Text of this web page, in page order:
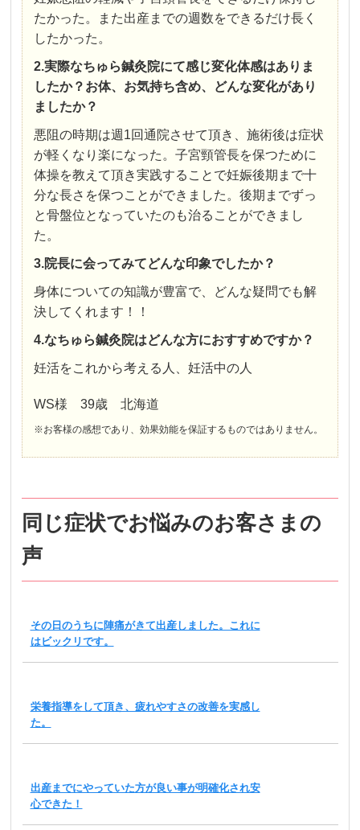
たかった。また出産までの週数をできるだけ長く
したかった。
2.実際なちゅら鍼灸院にて感じ変化体感はありま
したか？お体、お気持ち含め、どんな変化があり
ましたか？
悪阻の時期は週1回通院させて頂き、施術後は症状
が軽くなり楽になった。子宮頸管長を保つために
体操を教えて頂き実践することで妊娠後期まで十
分な長さを保つことができました。後期までずっ
と骨盤位となっていたのも治ることができまし
た。
3.院長に会ってみてどんな印象でしたか？
身体についての知識が豊富で、どんな疑問でも解
決してくれます！！
4.なちゅら鍼灸院はどんな方におすすめですか？
妊活をこれから考える人、妊活中の人
WS様 39歳 北海道
※お客様の感想であり、効果効能を保証するものではありません。
同じ症状でお悩みのお客さまの
声
その日のうちに陣痛がきて出産しました。これに
はビックリです。
栄養指導をして頂き、疲れやすさの改善を実感し
た。
出産までにやっていた方が良い事が明確化され安
心できた！